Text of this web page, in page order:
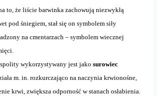
to, że liście barwinka zachowują niezwykłą
pod śniegiem, stał się on symbolem siły
na cmentarzach – symbolem wiecznej
wykorzystywany jest jako surowiec
m. in. rozkurczająco na naczynia krwionośne,
krwi, zwiększa odporność w stanach osłabienia.